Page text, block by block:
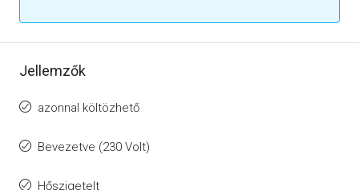
Jellemzők
azonnal költözhető
Bevezetve (230 Volt)
Hőszigetelt